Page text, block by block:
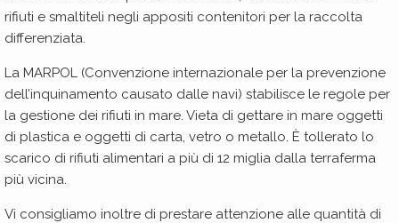
rifiuti e smaltiteli negli appositi contenitori per la raccolta
differenziata.
La MARPOL (Convenzione internazionale per la prevenzione
dell’inquinamento causato dalle navi) stabilisce le regole per
la gestione dei rifiuti in mare. Vieta di gettare in mare oggetti
di plastica e oggetti di carta, vetro o metallo. È tollerato lo
scarico di rifiuti alimentari a più di 12 miglia dalla terraferma
più vicina.
Vi consigliamo inoltre di prestare attenzione alle quantità di